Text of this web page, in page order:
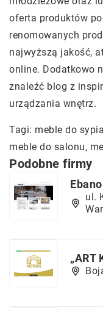
oferta produktów
renomowanych
najwyższą jakość,
online. Dodatkowo
znaleźć blog z
urządzania wnętrz.
Tagi: meble do
meble do salonu,
Podobne firmy
ul.
„ART